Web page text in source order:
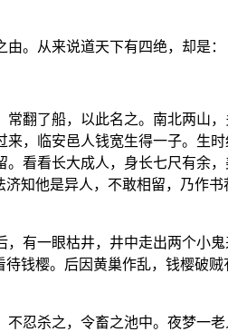
。从来说道天下有四绝，却是：
翻了船，以此名之。南北两山
，临安邑人钱宽生得一子。生
看看长大成人，身长七尺有余
知他是异人，不敢相留，乃作
有一眼枯井，井中走出两个小
钱樱。后因黄巢作乱，钱樱破
忍杀之，令畜之池中。夜梦一